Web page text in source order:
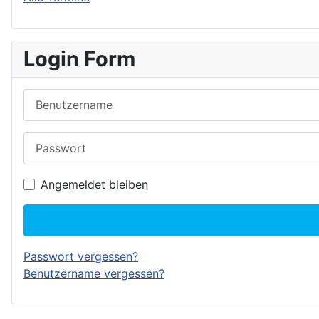
Login Form
Angemeldet bleiben
Passwort vergessen?
Benutzername vergessen?